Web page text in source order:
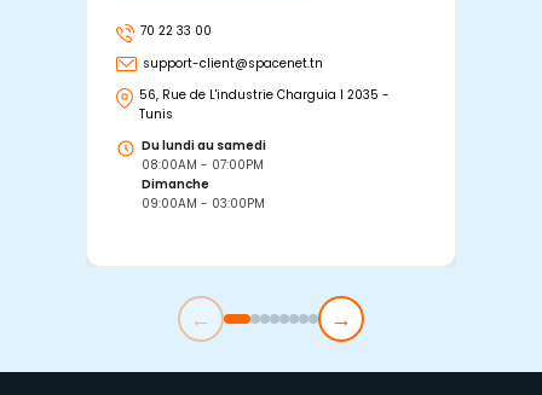
70 22 33 00
support-client@spacenet.tn
56, Rue de L'industrie Charguia I 2035 -
Tunis
Du lundi au samedi
08:00AM - 07:00PM
Dimanche
09:00AM - 03:00PM
← →